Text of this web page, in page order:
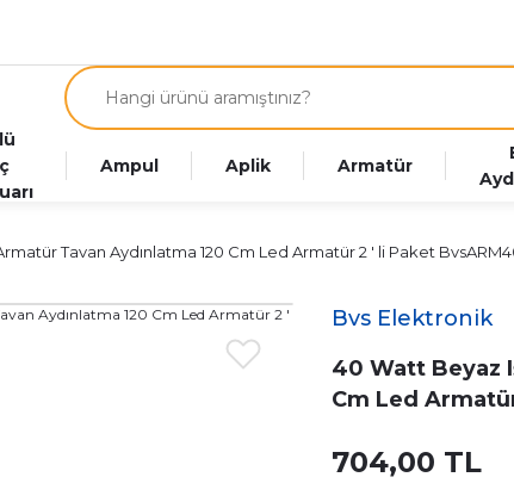
Ampul Aplik Armatür
Tavan Aydınlatma 120 Cm Led Armatür 2 ' li Paket
Bvs Elektronik
40 Watt Beyaz
Cm Led
704,00 TL